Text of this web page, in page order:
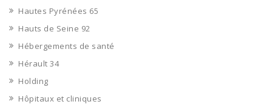
Hautes Pyrénées 65
Hauts de Seine 92
Hébergements de santé
Hérault 34
Holding
Hôpitaux et cliniques